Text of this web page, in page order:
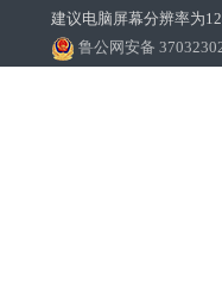
建议电脑屏幕分辨率为
鲁公网安备